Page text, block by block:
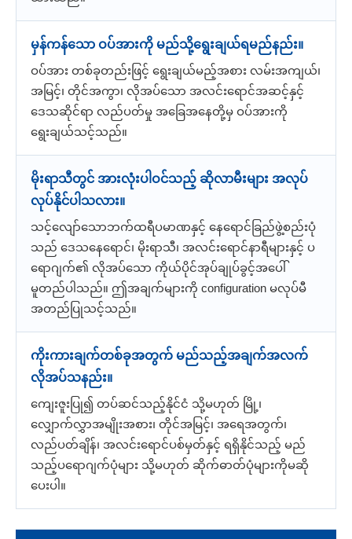
မှန်ကန်သော ဝပ်အားကို မည်သို့ရွေးချယ်ရမည်နည်း။
ဝပ်အား တစ်ခုတည်းဖြင့် ရွေးချယ်မည့်အစား လမ်းအကျယ်၊
အမြင့်၊ တိုင်အကွာ၊ လိုအပ်သော အလင်းရောင်အဆင့်နှင့်
ဒေသဆိုင်ရာ လည်ပတ်မှု အခြေအနေတို့မှ ဝပ်အားကို
ရွေးချယ်သင့်သည်။
မိုးရာသီတွင် အားလုံးပါဝင်သည့် ဆိုလာမီးများ အလုပ်
လုပ်နိုင်ပါသလား။
သင့်လျော်သောဘက်ထရီပမာဏနှင့် နေရောင်ခြည်ဖွဲ့စည်းပုံ
သည် ဒေသနေရောင်၊ မိုးရာသီ၊ အလင်းရောင်နာရီများနှင့် ပ
ရောဂျက်၏ လိုအပ်သော ကိုယ်ပိုင်အုပ်ချုပ်ခွင့်အပေါ်
မူတည်ပါသည်။ ဤအချက်များကို configuration မလုပ်မီ
အတည်ပြုသင့်သည်။
ကိုးကားချက်တစ်ခုအတွက် မည်သည့်အချက်အလက်
လိုအပ်သနည်း။
ကျေးဇူးပြု၍ တပ်ဆင်သည့်နိုင်ငံ သို့မဟုတ် မြို့၊
လျှောက်လွှာအမျိုးအစား၊ တိုင်အမြင့်၊ အရေအတွက်၊
လည်ပတ်ချိန်၊ အလင်းရောင်ပစ်မှတ်နှင့် ရရှိနိုင်သည့် မည်
သည့်ပရောဂျက်ပုံများ သို့မဟုတ် ဆိုက်ဓာတ်ပုံများကိုမဆို
ပေးပါ။